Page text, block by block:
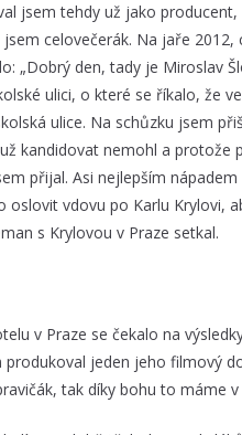
jsem tehdy už jako
celovečerák. Na jaře 2012,
„Dobrý den, tady je Miroslav
ulici, o které se říkalo, že
ulice. Na schůzku jsem
kandidovat nemohl a protože
přijal. Asi nejlepším nápadem
vdovu po Karlu Krylovi,
s Krylovou v Praze setkal.
v Praze se čekalo na
jeden jeho filmový
tak díky bohu to máme v